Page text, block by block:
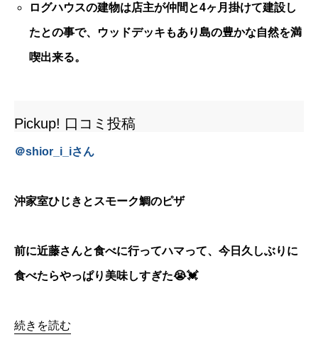
ログハウスの建物は店主が仲間と4ヶ月掛けて建設し
たとの事で、ウッドデッキもあり島の豊かな自然を満
喫出来る。
Pickup! 口コミ投稿
＠shior_i_iさん
沖家室ひじきとスモーク鯛のピザ
前に近藤さんと食べに行ってハマって、今日久しぶりに
食べたらやっぱり美味しすぎた😭💓
続きを読む